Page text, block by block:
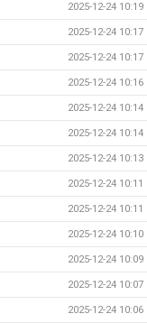
2025-12-24 10:19
2025-12-24 10:17
2025-12-24 10:17
2025-12-24 10:16
2025-12-24 10:14
2025-12-24 10:14
2025-12-24 10:13
2025-12-24 10:11
2025-12-24 10:11
2025-12-24 10:10
2025-12-24 10:09
2025-12-24 10:07
2025-12-24 10:06